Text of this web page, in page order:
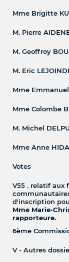
Mme Brigitte
M. Pierre
M. Geoffroy
M. Eric
Mme
Mme Colombe
M. Michel
Mme Anne
Votes
V55 . relatif aux
d'inscription
Mme Marie-
rapporteure.
6ème
V - Autres